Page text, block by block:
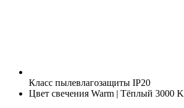
Класс пылевлагозащиты IP20
Цвет свечения Warm | Тёплый 3000 K